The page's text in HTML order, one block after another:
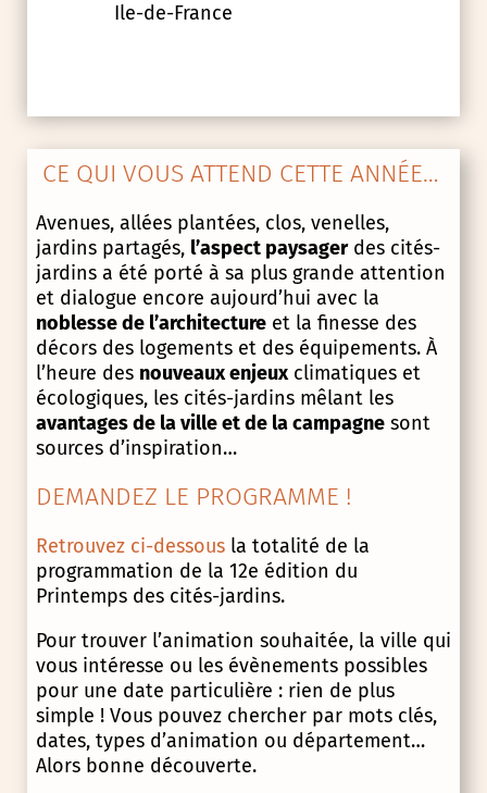
Ile-de-France
CE QUI VOUS ATTEND CETTE ANNÉE…
Avenues, allées plantées, clos, venelles,
jardins partagés, l’aspect paysagerdes cités-
jardins a été porté à sa plus grande attention
et dialogue encore aujourd’hui avec la
noblesse de l’architectureet la finesse des
décors des logements et des équipements. À
l’heure des nouveaux enjeuxclimatiques et
écologiques, les cités-jardins mêlant les
avantages de la ville et de la campagnesont
sources d’inspiration…
DEMANDEZ LE PROGRAMME !
Retrouvez ci-dessousla totalité de la
programmation de la 12e édition du
Printemps des cités-jardins.
Pour trouver l’animation souhaitée, la ville qui
vous intéresse ou les évènements possibles
pour une date particulière : rien de plus
simple ! Vous pouvez chercher par mots clés,
dates, types d’animation ou département…
Alors bonne découverte.